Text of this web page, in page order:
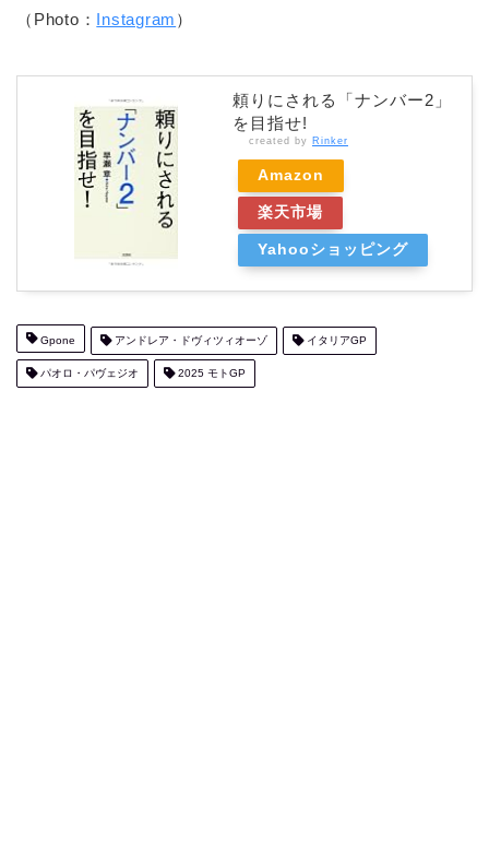
（Photo： Instagram ）
頼りにされる「ナンバー2」
を目指せ!
created by Rinker
Amazon
楽天市場
Yahooショッピング
Gpone アンドレア・ドヴィツィオーゾ イタリアGP
パオロ・パヴェジオ 2025 モトGP